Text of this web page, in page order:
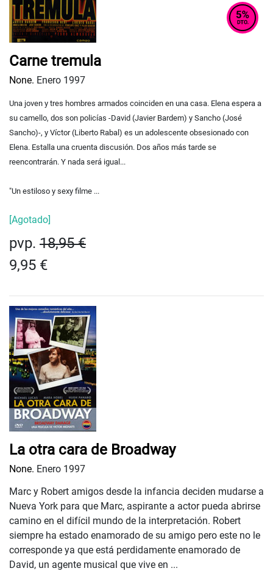
Carne tremula
None. Enero 1997
Una joven y tres hombres armados coinciden en una casa. Elena espera a
su camello, dos son policías -David (Javier Bardem) y Sancho (José
Sancho)-, y Víctor (Liberto Rabal) es un adolescente obsesionado con
Elena. Estalla una cruenta discusión. Dos años más tarde se
reencontrarán. Y nada será igual...
"Un estiloso y sexy filme ...
[Agotado]
pvp. 18,95 €
9,95 €
La otra cara de Broadway
None. Enero 1997
Marc y Robert amigos desde la infancia deciden mudarse a
Nueva York para que Marc, aspirante a actor pueda abrirse
camino en el difícil mundo de la interpretación. Robert
siempre ha estado enamorado de su amigo pero este no le
corresponde ya que está perdidamente enamorado de
David, un agente musical que vive en ...